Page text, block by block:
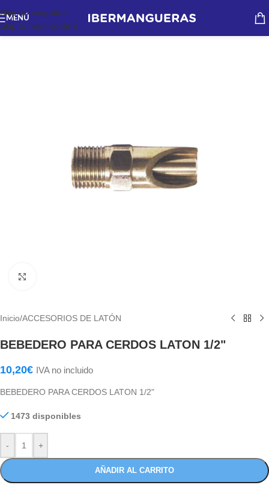
Skip to navigation
Skip to main content
MENÚ
Inicio/ACCESORIOS DE LATÓN
BEBEDERO PARA CERDOS LATON 1/2"
10,20€ IVA no incluido
BEBEDERO PARA CERDOS LATON 1/2"
1473 disponibles
- +
AÑADIR AL CARRITO